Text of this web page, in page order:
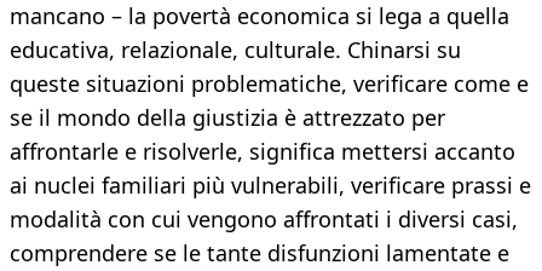
mancano – la povertà economica si lega a quella
educativa, relazionale, culturale. Chinarsi su
queste situazioni problematiche, verificare come e
se il mondo della giustizia è attrezzato per
affrontarle e risolverle, significa mettersi accanto
ai nuclei familiari più vulnerabili, verificare prassi e
modalità con cui vengono affrontati i diversi casi,
comprendere se le tante disfunzioni lamentate e